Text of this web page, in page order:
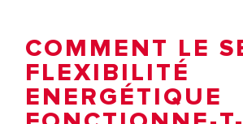
COMMENT LE
FLEXIBILITÉ
ENERGÉTIQUE